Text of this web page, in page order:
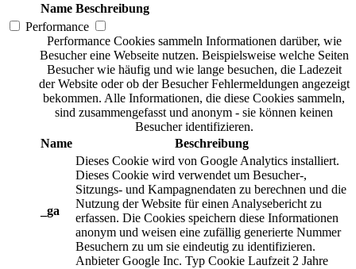
Name Beschreibung
Performance
Performance Cookies sammeln Informationen darüber, wie
Besucher eine Webseite nutzen. Beispielsweise welche Seiten
Besucher wie häufig und wie lange besuchen, die Ladezeit
der Website oder ob der Besucher Fehlermeldungen angezeigt
bekommen. Alle Informationen, die diese Cookies sammeln,
sind zusammengefasst und anonym - sie können keinen
Besucher identifizieren.
Name
Beschreibung
_ga
Dieses Cookie wird von Google Analytics installiert.
Dieses Cookie wird verwendet um Besucher-,
Sitzungs- und Kampagnendaten zu berechnen und die
Nutzung der Website für einen Analysebericht zu
erfassen. Die Cookies speichern diese Informationen
anonym und weisen eine zufällig generierte Nummer
Besuchern zu um sie eindeutig zu identifizieren.
Anbieter Google Inc. Typ Cookie Laufzeit 2 Jahre